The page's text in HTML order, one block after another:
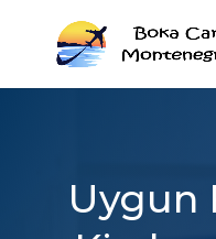
Uygun